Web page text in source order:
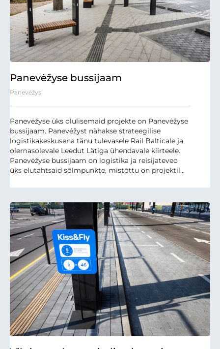
Panevėžyse bussijaam
Panevėžys
Panevėžyse üks olulisemaid projekte on Panevėžyse
bussijaam. Panevėžyst nähakse strateegilise
logistikakeskusena tänu tulevasele Rail Balticale ja
olemasolevale Leedut Lätiga ühendavale kiirteele.
Panevėžyse bussijaam on logistika ja reisijateveo
üks elutähtsaid sõlmpunkte, mistõttu on projektil...